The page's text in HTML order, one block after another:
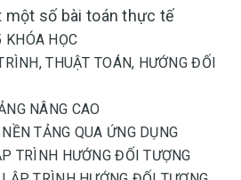
một số bài toán thực tế
KHÓA HỌC
THUẬT TOÁN, HƯỚNG ĐỐI
NÂNG CAO
TẢNG QUA ỨNG DỤNG
TRÌNH HƯỚNG ĐỐI TƯỢNG